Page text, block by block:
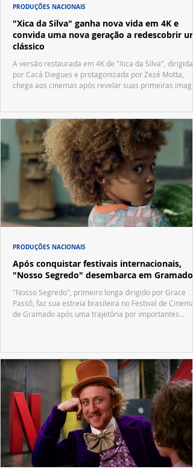
"Xica da Silva" ganha nova vida em 4K e
convida uma nova geração a redescobrir um
clássico
A versão restaurada em 4K de "Xica da Silva", dirigida
por Cacá Diegues e protagonizada por Zezé Motta,
chega aos cinemas após revelar suas primeiras
PRODUÇÕES NACIONAIS
Após conquistar festivais internacionais,
"Nosso Segredo" desembarca em Gramado
"Nosso Segredo", primeiro longa dirigido por Grace
Passô, faz sua estreia brasileira no Festival de Cinema
de Gramado após uma trajetória por importantes
PRODUÇÕES NACIONAIS